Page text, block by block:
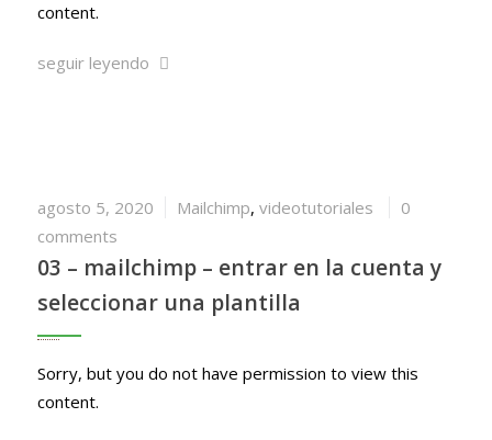
content.
seguir leyendo
agosto 5, 2020 Mailchimp, videotutoriales
0
comments
03 – mailchimp – entrar en la cuenta y
seleccionar una plantilla
Sorry, but you do not have permission to view this
content.